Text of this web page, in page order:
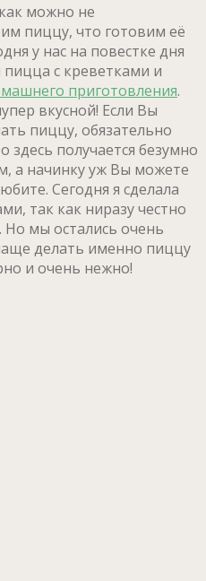
можно не
пиццу, что готовим её
у нас на повестке дня
пицца с креветками и
приготовления.
вкусной! Если Вы
пиццу, обязательно
здесь получается безумно
а начинку уж Вы можете
Сегодня я сделала
так как ниразу честно
Но мы остались очень
делать именно пиццу
и очень нежно!